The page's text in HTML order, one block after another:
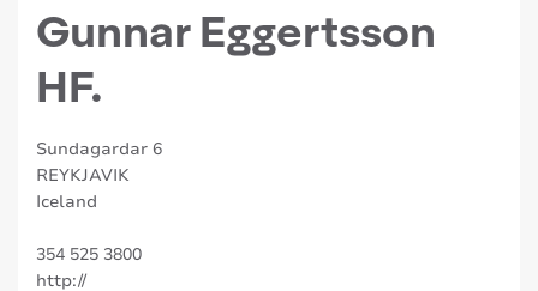
Gunnar Eggertsson
HF.
Sundagardar 6
REYKJAVIK
Iceland
354 525 3800
http://